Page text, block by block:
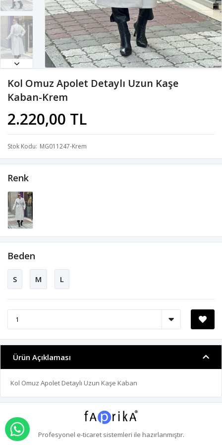
Kol Omuz Apolet Detaylı Uzun Kaşe
Kaban-Krem
2.220,00 TL
Stok Kodu MG011247-Krem
Renk
Beden
S M L
Ürün Açıklaması
Kol Omuz Apolet Detaylı Uzun Kaşe Kaban
Profesyonel e-ticaretsistemleri ile hazırlanmıştır.